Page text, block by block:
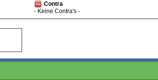
Contra
- Keine Contra's -